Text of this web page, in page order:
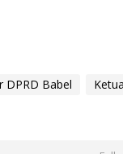
DPRD Babel